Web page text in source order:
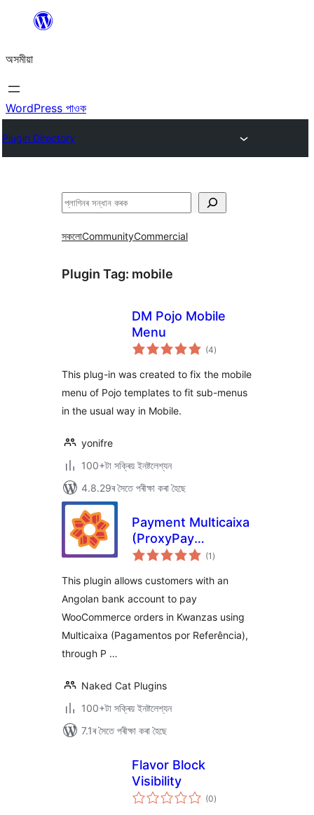
বিষয়বস্তুলৈ
যাওক
অসমীয়া
WordPress পাওক
Plugin Directory
সন্ধান
সকলোCommunityCommercial
Plugin Tag: mobile
DM Pojo Mobile
Menu
(4টা
মুঠ)
This plug-in was created to fix the mobile
menu of Pojo templates to fit sub-menus
in the usual way in Mobile.
yonifre
100+টা সক্ৰিয় ইনষ্টলেশ্যন
4.8.29ৰ সৈতে পৰীক্ষা কৰা হৈছে
Payment Multicaixa
(ProxyPay
gateway) for(1 টা
মুঠ)
This plugin allows customers with an
Angolan bank account to pay
WooCommerce orders in Kwanzas using
Multicaixa (Pagamentos por Referência),
through P …
Naked Cat Plugins
100+টা সক্ৰিয় ইনষ্টলেশ্যন
7.1ৰ সৈতে পৰীক্ষা কৰা হৈছে
Flavor Block
Visibility
(0টা
মুঠ)